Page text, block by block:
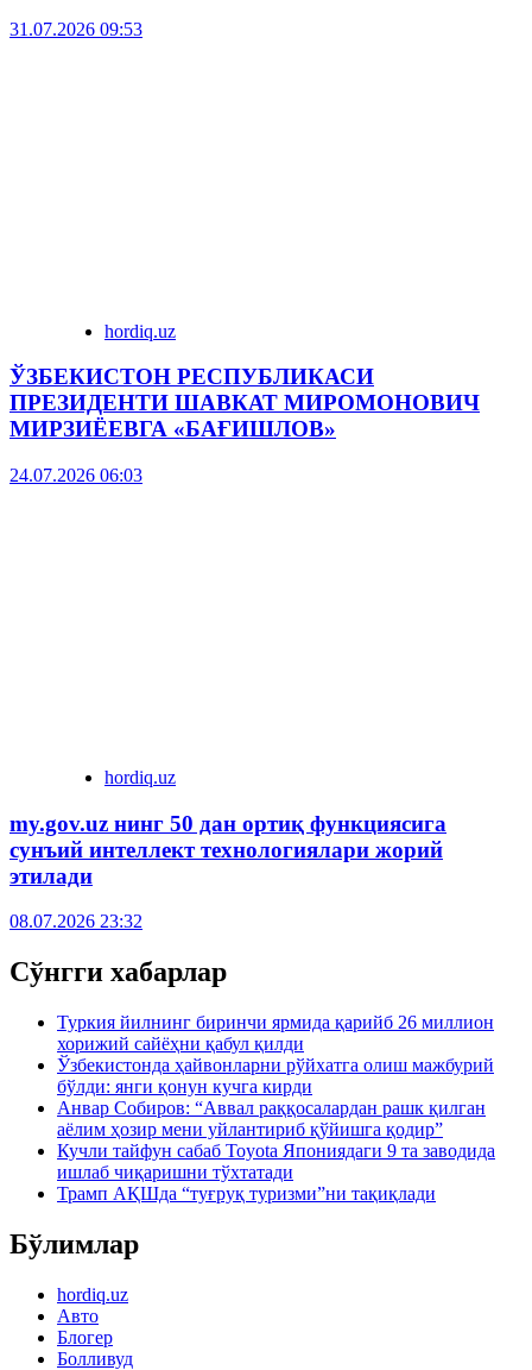
31.07.2026 09:53
hordiq.uz
ЎЗБЕКИСТОН РЕСПУБЛИКАСИ
ПРЕЗИДЕНТИ ШАВКАТ МИРОМОНОВИЧ
МИРЗИЁЕВГА «БАҒИШЛОВ»
24.07.2026 06:03
hordiq.uz
my.gov.uz нинг 50 дан ортиқ функциясига
сунъий интеллект технологиялари жорий
этилади
08.07.2026 23:32
Сўнгги хабарлар
Туркия йилнинг биринчи ярмида қарийб 26 миллион
хорижий сайёҳни қабул қилди
Ўзбекистонда ҳайвонларни рўйхатга олиш мажбурий
бўлди: янги қонун кучга кирди
Анвар Собиров: “Аввал раққосалардан рашк қилган
аёлим ҳозир мени уйлантириб қўйишга қодир”
Кучли тайфун сабаб Toyota Япониядаги 9 та заводида
ишлаб чиқаришни тўхтатади
Трамп АҚШда “туғруқ туризми”ни тақиқлади
Бўлимлар
hordiq.uz
Авто
Блогер
Болливуд